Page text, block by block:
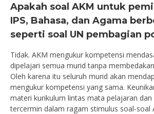
Apakah soal AKM untuk
IPS, Bahasa, dan Agama
seperti soal UN pembagian
Tidak. AKM mengukur kompetensi
dipelajari semua murid tanpa
Oleh karena itu seluruh murid akan
mengukur kompetensi yang sama.
materi kurikulum lintas mata pelajaran
tercermin dalam ragam stimulus soal-soal